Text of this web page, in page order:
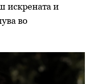
искрената и
во